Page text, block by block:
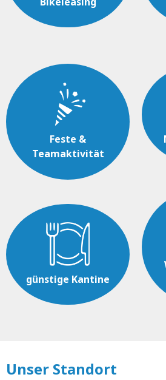
Feste &
Teamaktivität
günstige Kantine
Unser Standort